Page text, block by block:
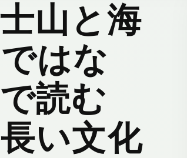
山と海
はな
読む
い文化